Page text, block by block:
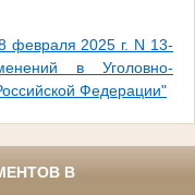
февраля 2025 г. N 13-
в Уголовно-
Федерации"
В